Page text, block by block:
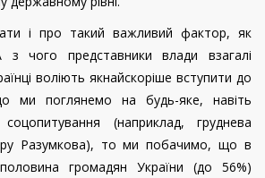
і про такий важливий фактор, як
з чого представники влади взагалі
воліють якнайскоріше вступити до
поглянемо на будь-яке, навіть
соцопитування (наприклад, груднева
Разумкова), то ми побачимо, що в
громадян України (до 56%)